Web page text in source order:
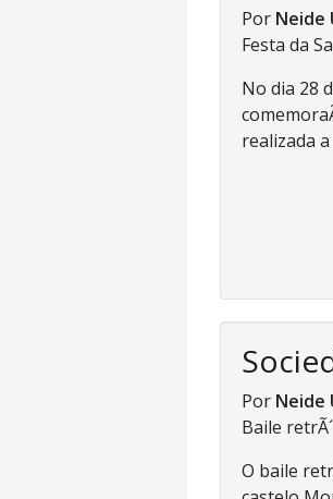
Por Neide
Festa da
No dia 28
realizada a
Por Neide
Baile retrÃ´
O baile